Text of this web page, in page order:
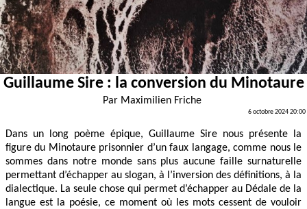
Guillaume Sire : la conversion du Minotaure
Par Maximilien Friche
6 octobre 2024 20:00
Dans un long poème épique, Guillaume Sire nous présente la
figure du Minotaure prisonnier d’un faux langage, comme nous le
sommes dans notre monde sans plus aucune faille surnaturelle
permettant d’échapper au slogan, à l’inversion des définitions, à la
dialectique. La seule chose qui permet d’échapper au Dédale de la
langue est la poésie, ce moment où les mots cessent de vouloir